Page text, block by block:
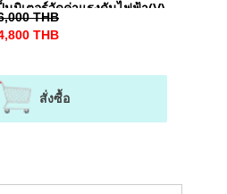
มิเตอร์วัดค่าแรงดันไฟฟ้า(V),
านไฟฟ้า (kWh) พร้อมทั้งรีเลย์
นได้ สําหรับระบบไฟ 1 เฟส
THB
THB
สั่งซื้อ